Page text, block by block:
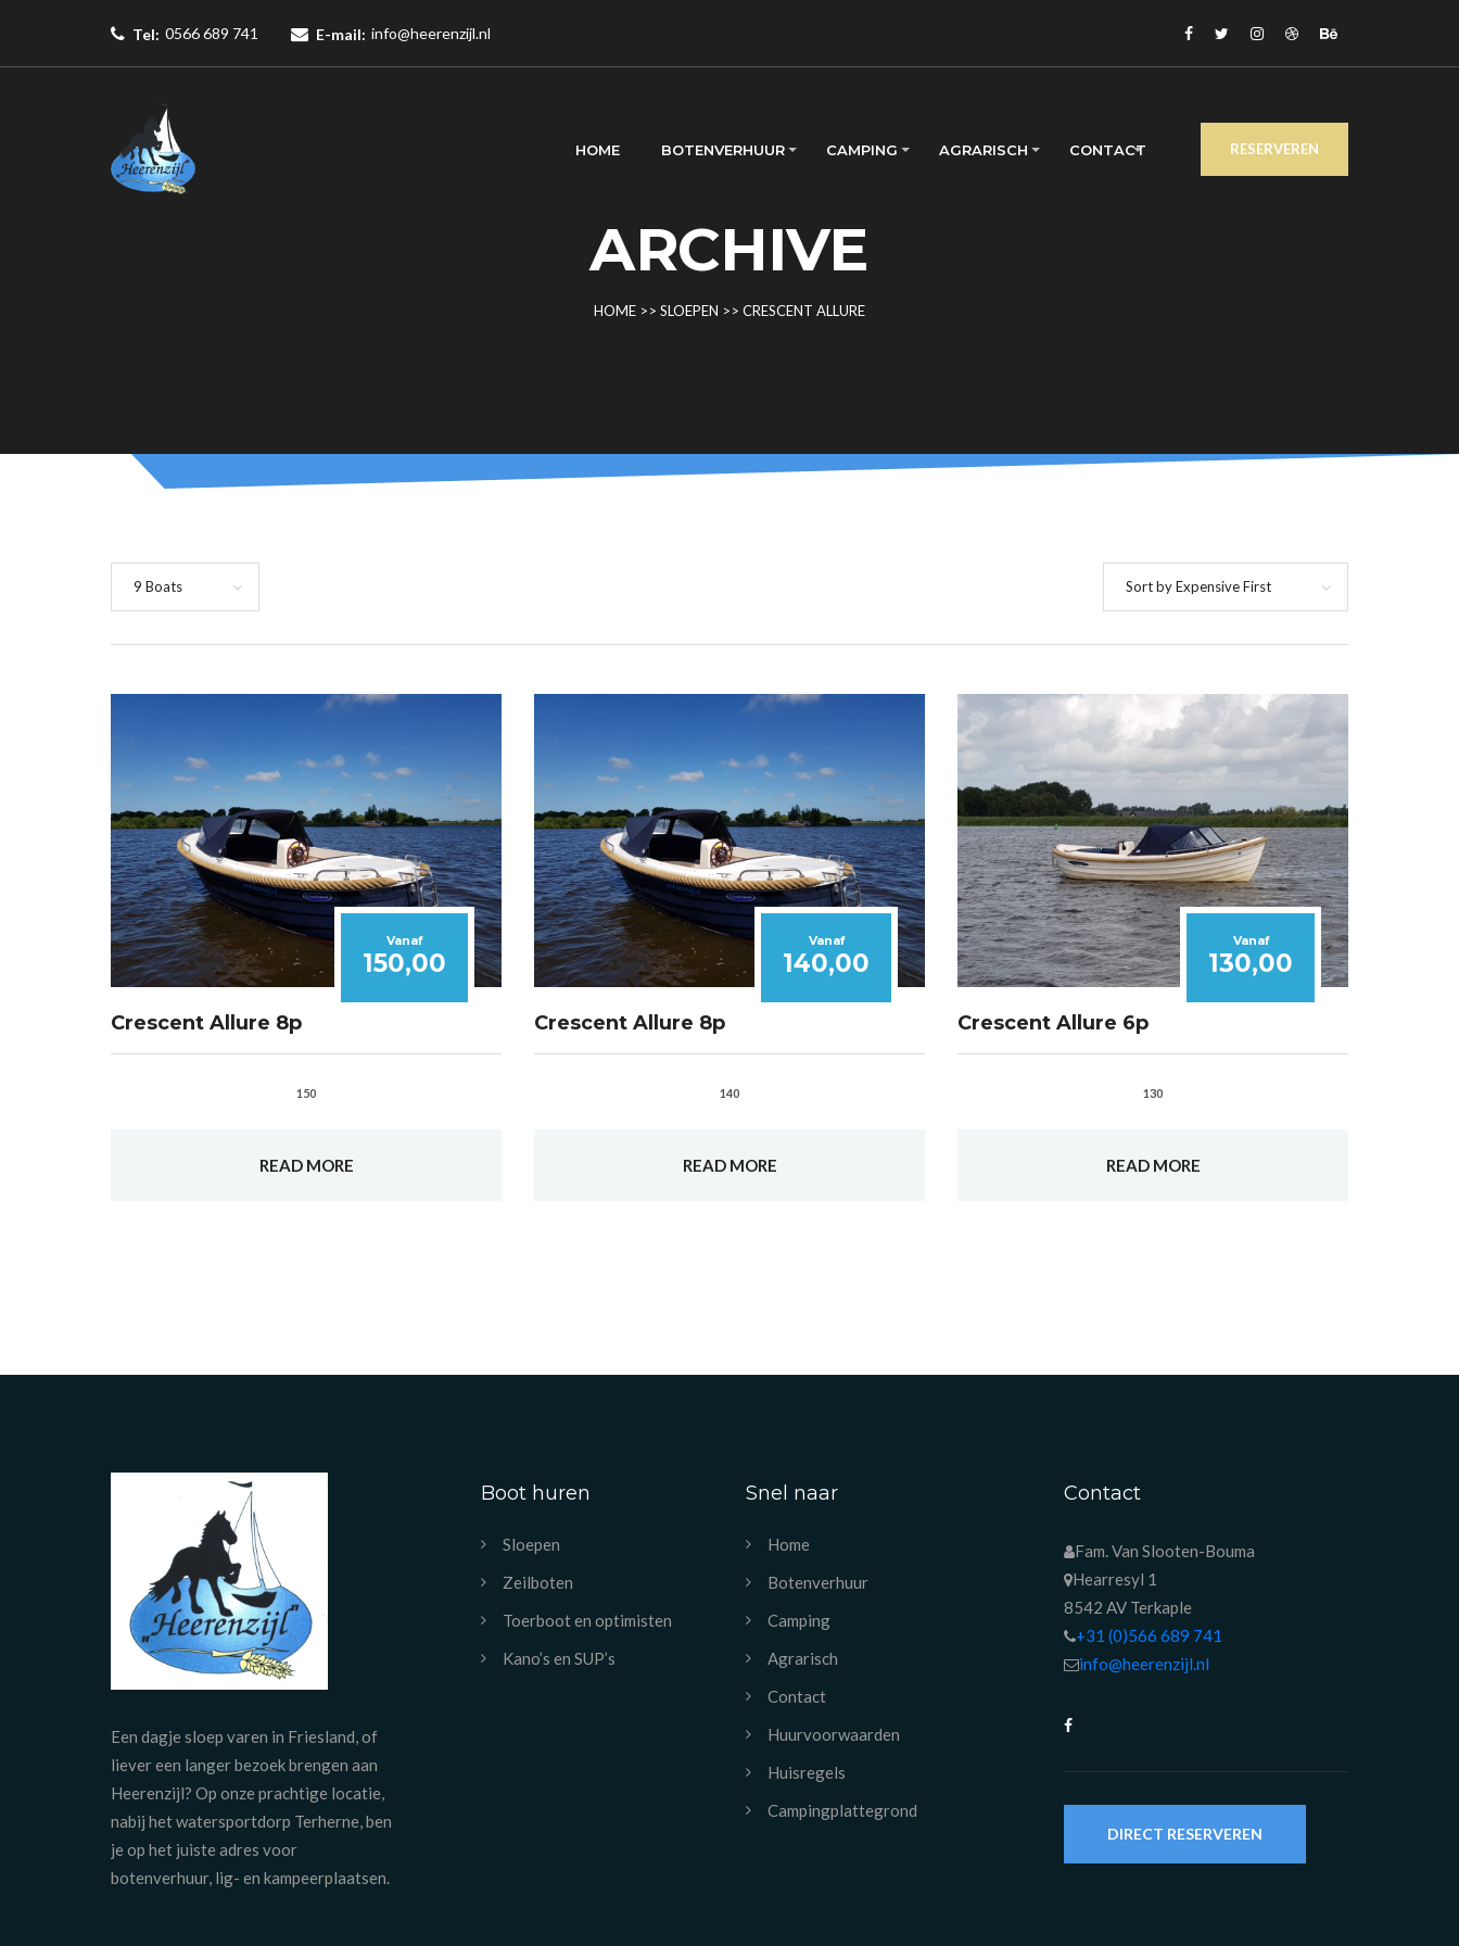
Tel: 0566 689 741 E-mail: info@heerenzijl.nl
HOME BOTENVERHUUR CAMPING AGRARISCH CONTACT RESERVEREN
ARCHIVE
HOME >> SLOEPEN >> CRESCENT ALLURE
9 Boats Sort by Expensive First
Vanaf
150,00
Crescent Allure 8p
150
READ MORE
Vanaf
140,00
Crescent Allure 8p
140
READ MORE
Vanaf
130,00
Crescent Allure 6p
130
READ MORE
Een dagje sloep varen in Friesland, of
liever een langer bezoek brengen aan
Heerenzijl? Op onze prachtige locatie,
nabij het watersportdorp Terherne, ben
je op het juiste adres voor
botenverhuur, lig- en kampeerplaatsen.
Boot huren
Sloepen
Zeilboten
Toerboot en optimisten
Kano’s en SUP’s
Snel naar
Home
Botenverhuur
Camping
Agrarisch
Contact
Huurvoorwaarden
Huisregels
Campingplattegrond
Contact
Fam. Van Slooten-Bouma
Hearresyl 1
8542 AV Terkaple
+31 (0)566 689 741
info@heerenzijl.nl
DIRECT RESERVEREN